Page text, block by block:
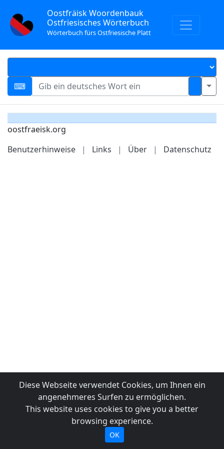
Oostfräisk Woordenbauk
Ostfriesisches Wörterbuch
Wörterbuch fürs Ostfriesische Platt
oostfraeisk.org
Benutzerhinweise
| Links | Über | Datenschutz
Diese Webseite verwendet Cookies, um Ihnen ein
angenehmeres Surfen zu ermöglichen.
This website uses cookies to give you a better
browsing experience.
OK